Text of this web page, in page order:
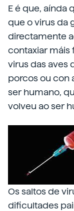
E é que, aínda
que o virus da
directamente
contaxiar máis
virus das aves
porcos ou con
ser humano,
volveu ao ser
Os saltos de
dificultades